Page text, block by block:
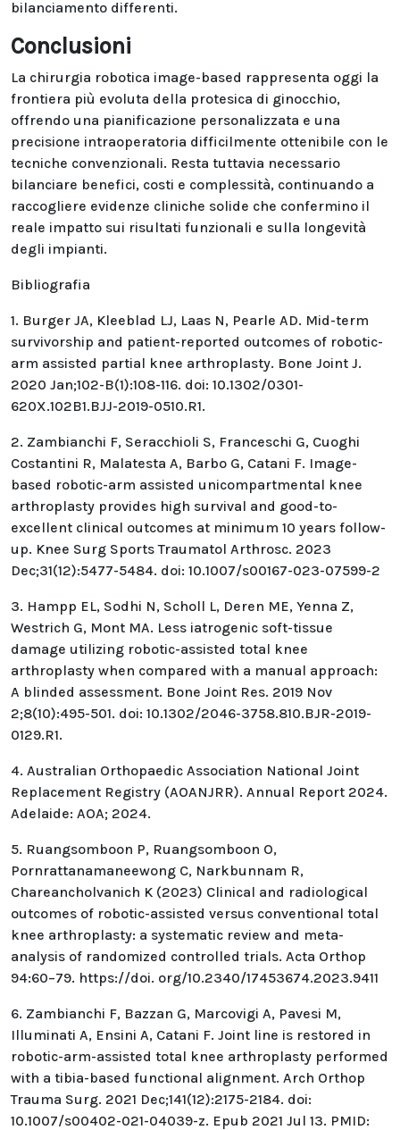
bilanciamento differenti.
Conclusioni
La chirurgia robotica image-based rappresenta oggi la
frontiera più evoluta della protesica di ginocchio,
offrendo una pianificazione personalizzata e una
precisione intraoperatoria difficilmente ottenibile con le
tecniche convenzionali. Resta tuttavia necessario
bilanciare benefici, costi e complessità, continuando a
raccogliere evidenze cliniche solide che confermino il
reale impatto sui risultati funzionali e sulla longevità
degli impianti.
Bibliografia
1. Burger JA, Kleeblad LJ, Laas N, Pearle AD. Mid-term
survivorship and patient-reported outcomes of robotic-
arm assisted partial knee arthroplasty. Bone Joint J.
2020 Jan;102-B(1):108-116. doi: 10.1302/0301-
620X.102B1.BJJ-2019-0510.R1.
2. Zambianchi F, Seracchioli S, Franceschi G, Cuoghi
Costantini R, Malatesta A, Barbo G, Catani F. Image-
based robotic-arm assisted unicompartmental knee
arthroplasty provides high survival and good-to-
excellent clinical outcomes at minimum 10 years follow-
up. Knee Surg Sports Traumatol Arthrosc. 2023
Dec;31(12):5477-5484. doi: 10.1007/s00167-023-07599-2
3. Hampp EL, Sodhi N, Scholl L, Deren ME, Yenna Z,
Westrich G, Mont MA. Less iatrogenic soft-tissue
damage utilizing robotic-assisted total knee
arthroplasty when compared with a manual approach:
A blinded assessment. Bone Joint Res. 2019 Nov
2;8(10):495-501. doi: 10.1302/2046-3758.810.BJR-2019-
0129.R1.
4. Australian Orthopaedic Association National Joint
Replacement Registry (AOANJRR). Annual Report 2024.
Adelaide: AOA; 2024.
5. Ruangsomboon P, Ruangsomboon O,
Pornrattanamaneewong C, Narkbunnam R,
Chareancholvanich K (2023) Clinical and radiological
outcomes of robotic-assisted versus conventional total
knee arthroplasty: a systematic review and meta-
analysis of randomized controlled trials. Acta Orthop
94:60–79. https://doi. org/10.2340/17453674.2023.9411
6. Zambianchi F, Bazzan G, Marcovigi A, Pavesi M,
Illuminati A, Ensini A, Catani F. Joint line is restored in
robotic-arm-assisted total knee arthroplasty performed
with a tibia-based functional alignment. Arch Orthop
Trauma Surg. 2021 Dec;141(12):2175-2184. doi:
10.1007/s00402-021-04039-z. Epub 2021 Jul 13. PMID: